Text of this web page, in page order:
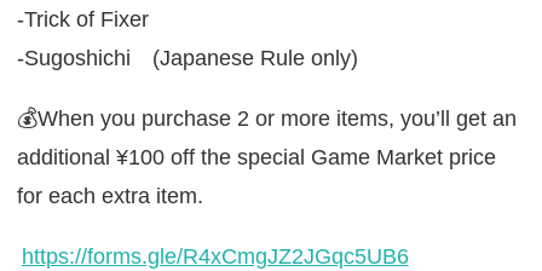
-Trick of Fixer
-Sugoshichi (Japanese Rule only)
💰️When you purchase 2 or more items, you’ll get an
additional ¥100 off the special Game Market price
for each extra item.
https://forms.gle/R4xCmgJZ2JGqc5UB6